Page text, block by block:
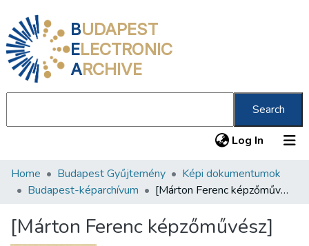
BUDAPEST
ELECTRONIC
ARCHIVE
Search
Log In (current)
Communities & Collections
Statistics
Home Budapest Gyűjtemény
Képi dokumentumok
Budapest-képarchívum
[Márton Ferenc képzőművész]
[Márton Ferenc képzőművész]